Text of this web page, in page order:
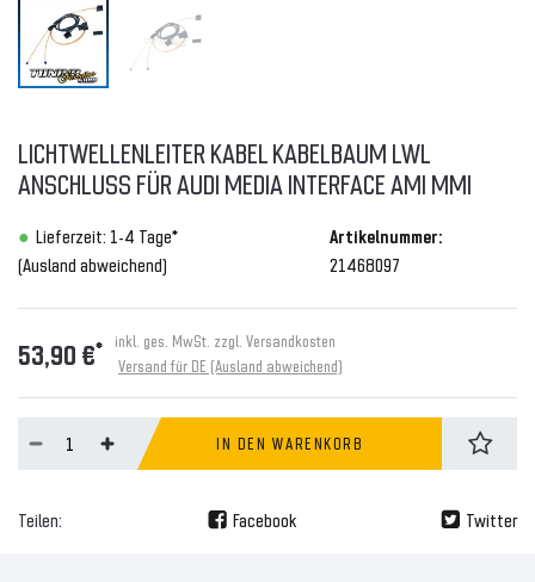
LICHTWELLENLEITER KABEL KABELBAUM LWL
ANSCHLUSS FÜR AUDI MEDIA INTERFACE AMI MMI
Lieferzeit: 1-4 Tage*
(Ausland abweichend)
Artikelnummer:
21468097
53,90 €* inkl. ges. MwSt. zzgl. Versandkosten
Versand für DE (Ausland abweichend)
IN DEN WARENKORB
Teilen: Facebook Twitter